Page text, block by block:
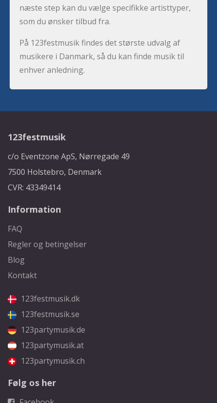
næste step kan du vælge specifikke artisttyper,
som du ønsker tilbud fra.
På 123festmusik findes det største udvalg af
musikere i Danmark, så du kan finde musik til
enhver anledning.
123festmusik
c/o Eventzone ApS, Nørregade 49
7500 Holstebro, Denmark
CVR: 43349414
Information
FAQ
Regler og betingelser
Blog
Kontakt
123festmusik.dk
123festmusik.se
123partymusik.de
123partymusik.at
123partymusik.ch
Følg os her